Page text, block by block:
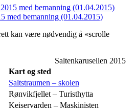
med bemanning (01.04.2015)
med bemanning (01.04.2015)
kan være nødvendig å «scrolle
Saltenkarusellen 2015
Kart og sted
Saltstraumen – skolen
Rønvikfjellet – Turisthytta
Keiservarden – Maskinisten